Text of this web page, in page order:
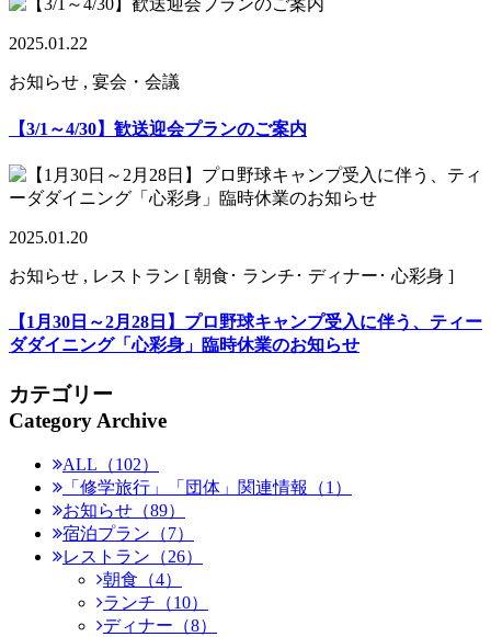
2025.01.22
お知らせ , 宴会・会議
【3/1～4/30】歓送迎会プランのご案内
2025.01.20
お知らせ , レストラン [ 朝食･ ランチ･ ディナー･ 心彩身 ]
【1月30日～2月28日】プロ野球キャンプ受入に伴う、ティー
ダダイニング「心彩身」臨時休業のお知らせ
カテゴリー
Category Archive
ALL（102）
「修学旅行」「団体」関連情報（1）
お知らせ（89）
宿泊プラン（7）
レストラン（26）
朝食（4）
ランチ（10）
ディナー（8）